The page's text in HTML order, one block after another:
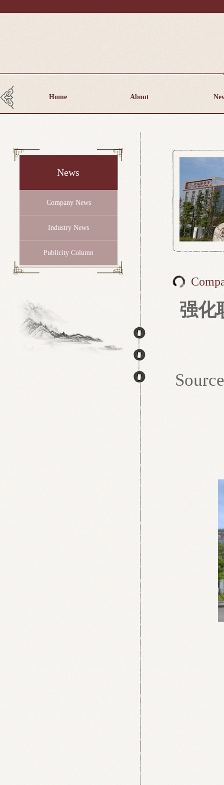
Home About
News
Company News
Industry News
Publicity Column
强化